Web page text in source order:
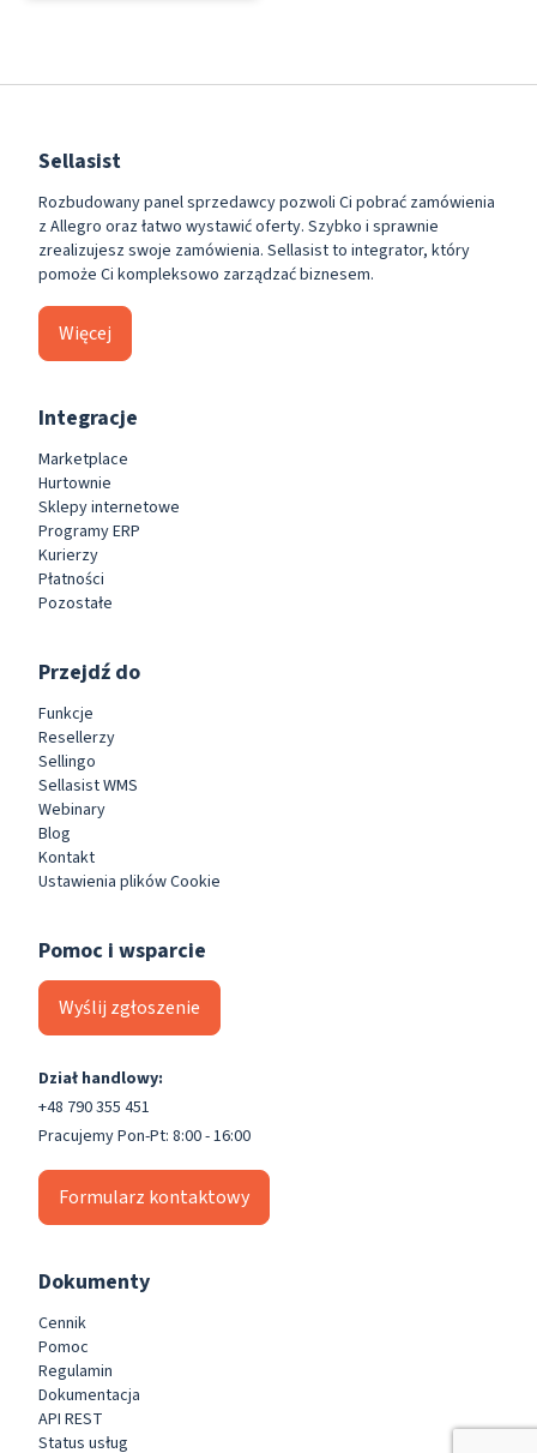
Sellasist
Rozbudowany panel sprzedawcy pozwoli Ci pobrać zamówienia
z Allegro oraz łatwo wystawić oferty. Szybko i sprawnie
zrealizujesz swoje zamówienia. Sellasist to integrator, który
pomoże Ci kompleksowo zarządzać biznesem.
Więcej
Integracje
Marketplace
Hurtownie
Sklepy internetowe
Programy ERP
Kurierzy
Płatności
Pozostałe
Przejdź do
Funkcje
Resellerzy
Sellingo
Sellasist WMS
Webinary
Blog
Kontakt
Ustawienia plików Cookie
Pomoc i wsparcie
Wyślij zgłoszenie
Dział handlowy:
+48 790 355 451
Pracujemy Pon-Pt: 8:00 - 16:00
Formularz kontaktowy
Dokumenty
Cennik
Pomoc
Regulamin
Dokumentacja
API REST
Status usług